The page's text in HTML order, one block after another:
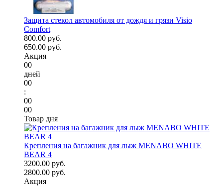
Защита стекол автомобиля от дождя и грязи Visio
Comfort
800.00 руб.
650.00 руб.
Акция
00
дней
00
:
00
00
Товар дня
Крепления на багажник для лыж MENABO WHITE
BEAR 4
3200.00 руб.
2800.00 руб.
Акция